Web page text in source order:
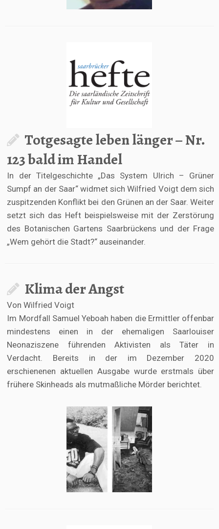
Totgesagte leben länger – Nr.
123 bald im Handel
In der Titelgeschichte „Das System Ulrich – Grüner
Sumpf an der Saar“ widmet sich Wilfried Voigt dem sich
zuspitzenden Konflikt bei den Grünen an der Saar. Weiter
setzt sich das Heft beispielsweise mit der Zerstörung
des Botanischen Gartens Saarbrückens und der Frage
„Wem gehört die Stadt?“ auseinander.
Klima der Angst
Von Wilfried Voigt
Im Mordfall Samuel Yeboah haben die Ermittler offenbar
mindestens einen in der ehemaligen Saarlouiser
Neonaziszene führenden Aktivisten als Täter in
Verdacht. Bereits in der im Dezember 2020
erschienenen aktuellen Ausgabe wurde erstmals über
frühere Skinheads als mutmaßliche Mörder berichtet.